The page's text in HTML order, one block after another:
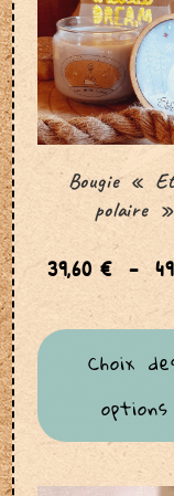
Bougie «
polaire »
39,60€ –
Choix
options